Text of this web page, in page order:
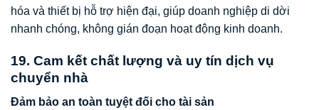
hóa và thiết bị hỗ trợ hiện đại, giúp doanh nghiệp di dời
nhanh chóng, không gián đoạn hoạt động kinh doanh.
19. Cam kết chất lượng và uy tín dịch vụ
chuyển nhà
Đảm bảo an toàn tuyệt đối cho tài sản